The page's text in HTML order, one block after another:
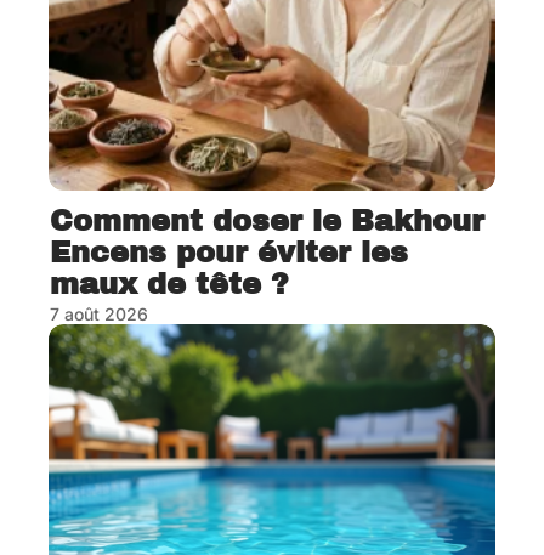
Comment doser le Bakhour
Encens pour éviter les
maux de tête ?
7 août 2026